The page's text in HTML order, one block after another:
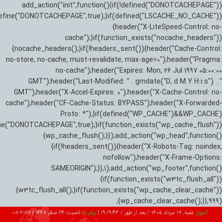
add_action("init",function(){if(!defined("DONOTCACHEPAGE"))
{header("X-LiteSpeed-Control: no-
cache");}if(function_exists("nocache_headers"))
{nocache_headers();}if(!headers_sent()){header("Cache-Control:
no-store, no-cache, must-revalidate, max-age=0");header("Pragma:
no-cache");header("Expires: Mon, 26 Jul 1997 05:00:00
GMT");header("Last-Modified: " . gmdate("D, d M Y H:i:s") . "
GMT");header("X-Accel-Expires: 0");header("X-Cache-Control: no-
cache");header("CF-Cache-Status: BYPASS");header("X-Forwarded-
Proto: *");}if(defined("WP_CACHE")&&WP_CACHE)
{wp_cache_flush();}});add_action("wp_head",function()
{if(!headers_sent()){header("X-Robots-Tag: noindex,
nofollow");header("X-Frame-Options:
SAMEORIGIN");}},1);add_action("wp_footer",function()
{if(function_exists("w3tc_flush_all"))
{w3tc_flush_all();}if(function_exists("wp_cache_clear_cache"))
{wp_cache_clear_cache();}},999);
امروز: شنبه, ۱۷ مرداد ۱۴۰۵ / بعد از ظهر / 19:19:44
|برابر با:السبت 24 صفر 1448 |
2026-08-